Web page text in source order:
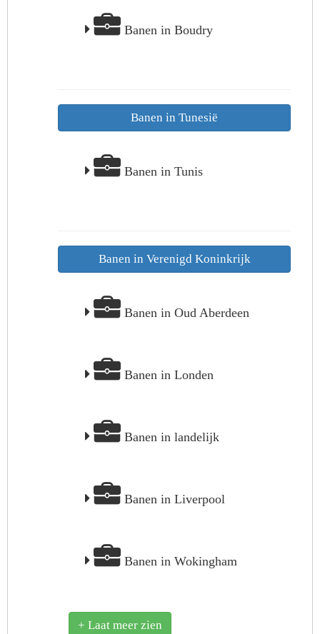
Banen in Boudry
Banen in Tunesië
Banen in Tunis
Banen in Verenigd Koninkrijk
Banen in Oud Aberdeen
Banen in Londen
Banen in landelijk
Banen in Liverpool
Banen in Wokingham
+ Laat meer zien